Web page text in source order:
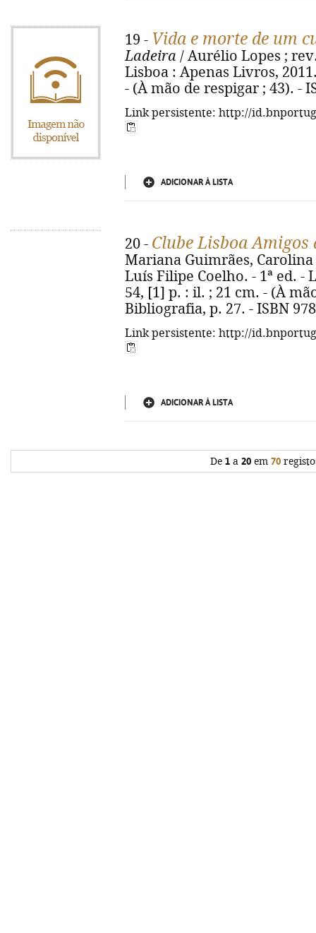
19 - Vida e morte de um
Ladeira / Aurélio Lopes ;
Lisboa : Apenas Livros,
- (À mão de respigar ; 43). -
Link persistente: http://
ADICIONAR À LISTA
20 - Clube Lisboa Amigos
Mariana Guimrães,
Luís Filipe Coelho. - 1ª ed. -
54, [1] p. : il. ; 21 cm. - (À
Bibliografia, p. 27. - ISBN
Link persistente: http://
ADICIONAR À LISTA
De 1a 20em 70